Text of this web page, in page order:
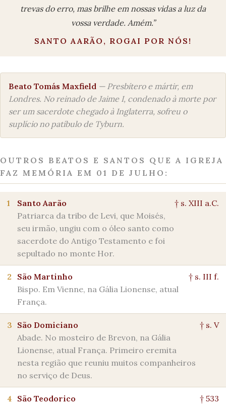
trevas do erro, mas brilhe em nossas vidas a luz da
vossa verdade. Amém.”
SANTO AARÃO, ROGAI POR NÓS!
Beato Tomás Maxfield — Presbítero e mártir, em
Londres. No reinado de Jaime I, condenado à morte por
ser um sacerdote chegado à Inglaterra, sofreu o
suplício no patíbulo de Tyburn.
OUTROS BEATOS E SANTOS QUE A IGREJA
FAZ MEMÓRIA EM 01 DE JULHO:
1
Santo Aarão
Patriarca da tribo de Levi, que Moisés,
seu irmão, ungiu com o óleo santo como
sacerdote do Antigo Testamento e foi
sepultado no monte Hor.
† s. XIII a.C.
2
São Martinho
Bispo. Em Vienne, na Gália Lionense, atual
França.
† s. III f.
3 São Domiciano
Abade. No mosteiro de Brevon, na Gália
Lionense, atual França. Primeiro eremita
nesta região que reuniu muitos companheiros
no serviço de Deus.
† s. V
4 São Teodorico
† 533